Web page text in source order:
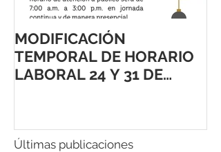
MODIFICACIÓN
TEMPORAL DE HORARIO
LABORAL 24 Y 31 DE
Últimas publicaciones